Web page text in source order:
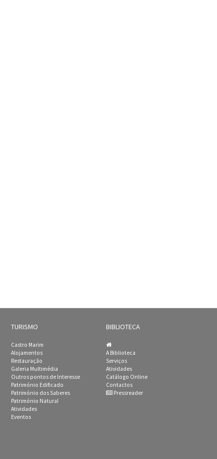
TURISMO
Castro Marim
Alojamentos
Restauração
Galeria Multimédia
Outros pontos de Interesse
Património Edificado
Património dos Saberes
Património Natural
Atividades
Eventos
BIBLIOTECA
A Biblioteca
Serviços
Atividades
Catálogo Online
Contactos
Pressreader